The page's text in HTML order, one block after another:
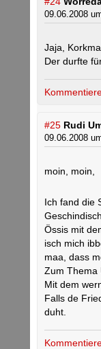
09.06.2008
Jaja,
Der durfte
#25 Rudi
09.06.2008
moin, moin,
Ich fand die
Össis mit
isch mich
maa, dass
Zum Thema
Mit dem
Falls de
duht.